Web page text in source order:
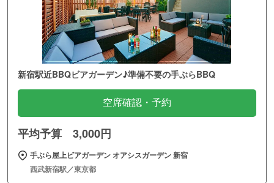
新宿駅近BBQビアガーデン♪準備不要の手ぶらBBQ
空席確認・予約
平均予算 3,000円
手ぶら屋上ビアガーデン オアシスガーデン 新宿
西武新宿駅／東京都